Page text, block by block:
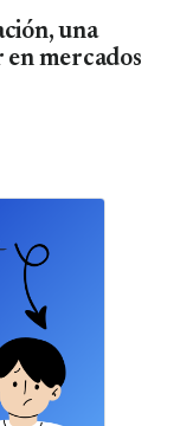
una
mercados